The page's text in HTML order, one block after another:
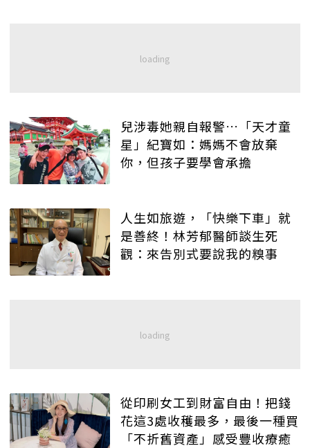
兒涉毒她親自報警…「天才童
星」紀寶如：媽媽不會放棄
你，但孩子要學會承擔
人生如旅遊，「快樂下車」就
是善終！林芳郁醫師談生死
觀：來告別式要說我的糗事
從印刷女工到財富自由！把錢
花這3處收穫最多，最後一種買
「不折舊資產」感受豐收療癒